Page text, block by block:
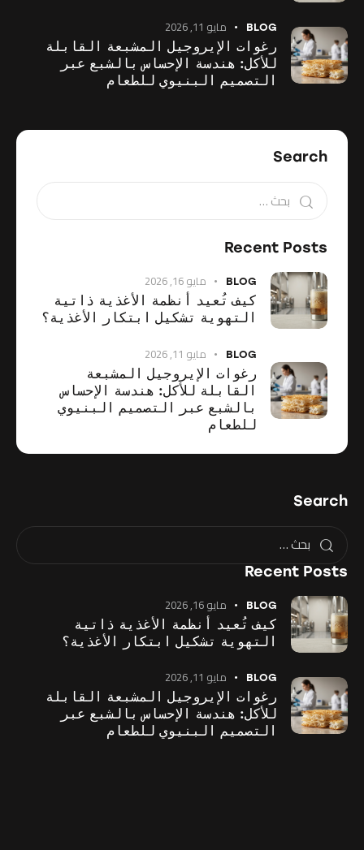
BLOG مايو 11, 2026
رغوات الإيروجيل المشبعة القابلة
للأكل: هندسة الإحساس بالشبع عبر
التصميم البنيوي للطعام
Search
Recent Posts
BLOG مايو 16, 2026
كيف تُعيد أنظمة الأغذية ذاتية
التهوية تشكيل ابتكار الأغذية؟
BLOG مايو 11, 2026
رغوات الإيروجيل المشبعة
القابلة للأكل: هندسة الإحساس
بالشبع عبر التصميم البنيوي
للطعام
Search
Recent Posts
BLOG مايو 16, 2026
كيف تُعيد أنظمة الأغذية ذاتية
التهوية تشكيل ابتكار الأغذية؟
BLOG مايو 11, 2026
رغوات الإيروجيل المشبعة القابلة
للأكل: هندسة الإحساس بالشبع عبر
التصميم البنيوي للطعام